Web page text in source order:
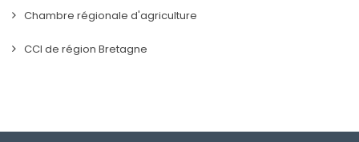
Chambre régionale d'agriculture
CCI de région Bretagne